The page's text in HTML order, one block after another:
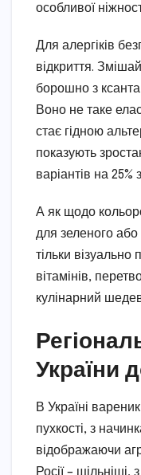
особливої
Для алергіків
відкриття.
борошно з
Воно не таке
стає гідною
показують
варіантів на 25%
А як щодо
для зеленого
тільки
вітамінів,
кулінарний
України
В Україні
пухкості, з
відображаючи
Росії – щільніші,